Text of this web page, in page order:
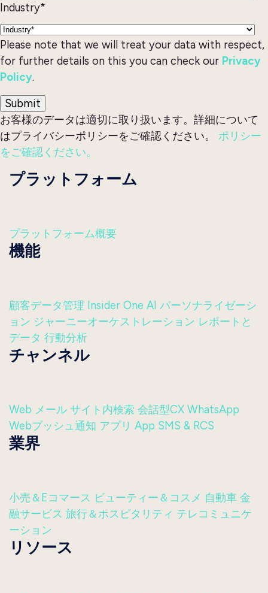
Industry*
Please note that we will treat your data with respect,
for further details on this you can check our Privacy
Policy.
お客様のデータは適切に取り扱います。詳細について
はプライバシーポリシーをご確認ください。 ポリシー
をご確認ください。
プラットフォーム
プラットフォーム概要
機能
顧客データ管理 Insider One AI パーソナライゼーシ
ョン ジャーニーオーケストレーション レポートと
データ 行動分析
チャンネル
Web メール サイト内検索 会話型CX WhatsApp
Webプッシュ通知 アプリ App SMS & RCS
業界
小売＆Eコマース ビューティー＆コスメ 自動車 金
融サービス 旅行＆ホスピタリティ テレコミュニケ
ーション
リソース